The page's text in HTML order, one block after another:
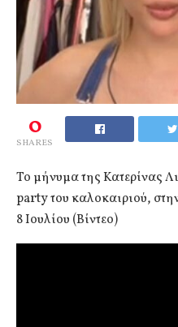
0
SHARES
Το μήνυμα της Κατερίνας
party του καλοκαιριού,
8 Ιουλίου (Βίντεο)